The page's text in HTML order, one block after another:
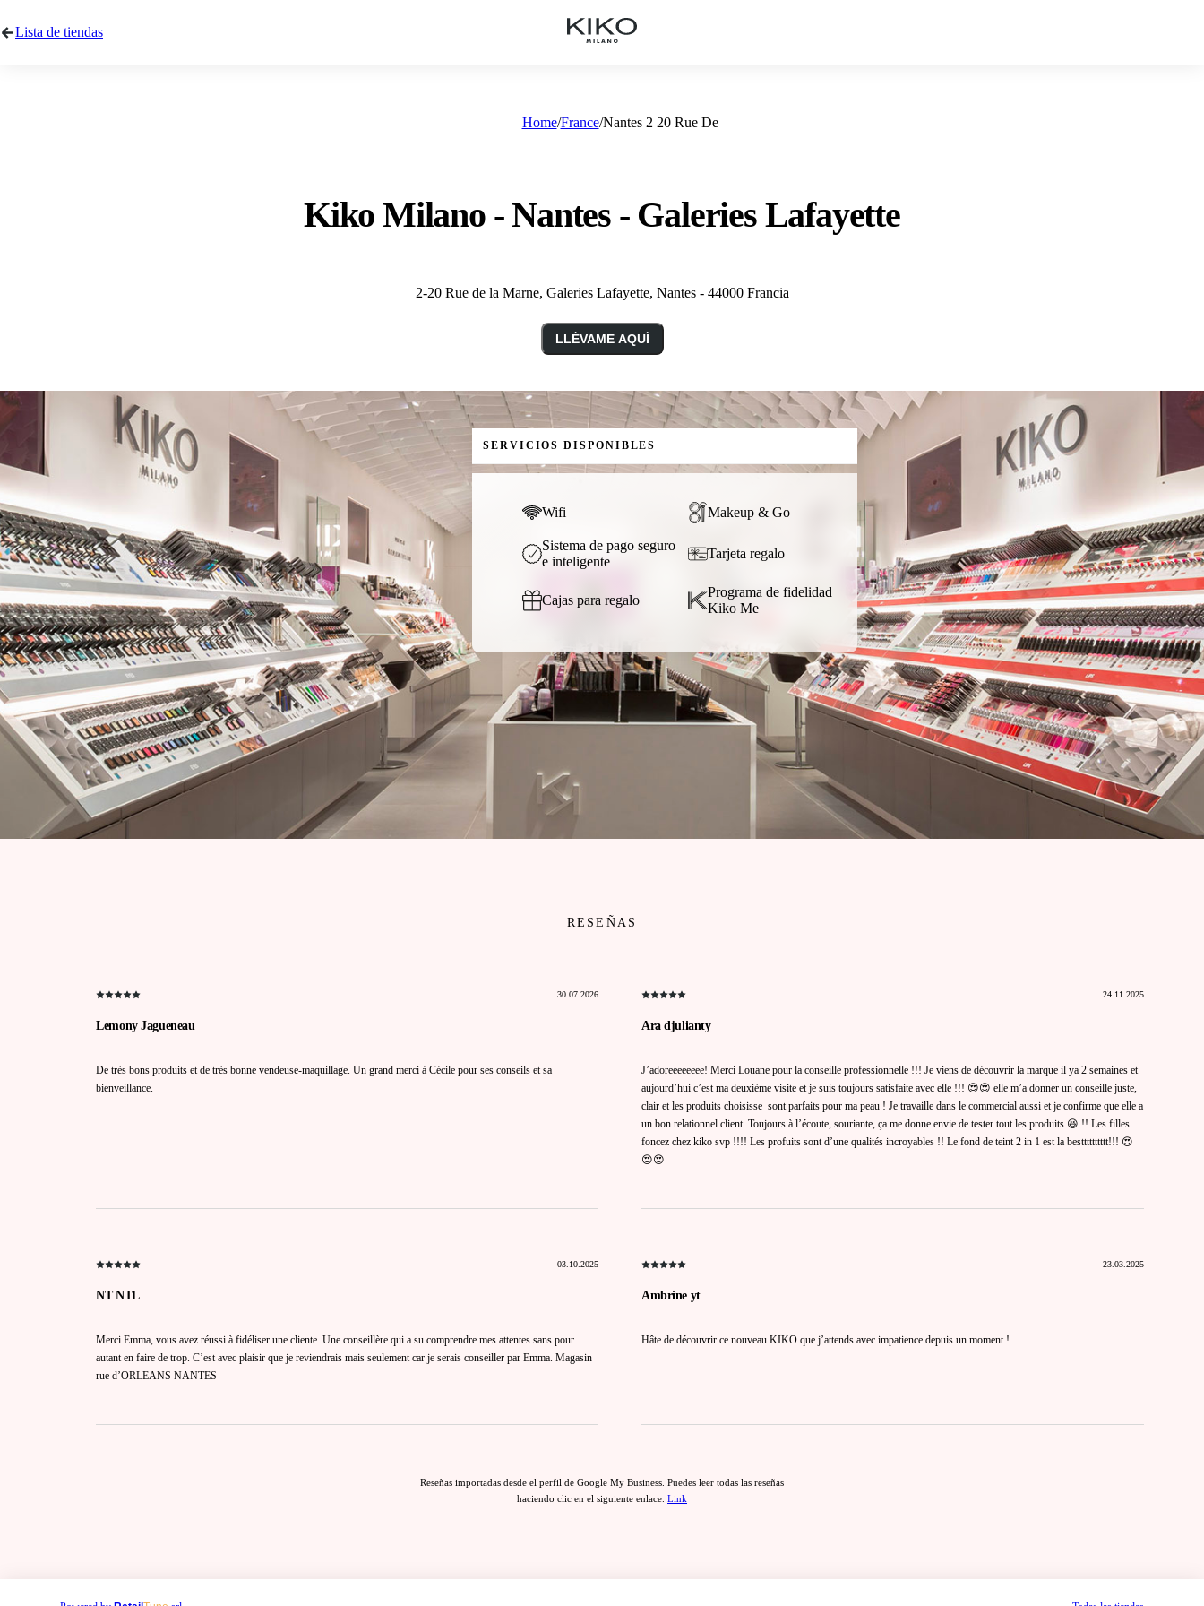
Lista de tiendas
Home France Nantes 2 20 Rue De
Kiko Milano - Nantes - Galeries Lafayette
2-20 Rue de la Marne, Galeries Lafayette, Nantes - 44000 Francia
LLÉVAME AQUÍ
SERVICIOS DISPONIBLES
Wifi Makeup & Go
Sistema de pago seguro
e inteligente
Tarjeta regalo
Cajas para regalo
Programa de fidelidad
Kiko Me
RESEÑAS
30.07.2026
Lemony Jagueneau
De très bons produits et de très bonne vendeuse-maquillage. Un grand merci à Cécile pour ses conseils et sa
bienveillance.
24.11.2025
Ara djulianty
J’adoreeeeeeee! Merci Louane pour la conseille professionnelle !!! Je viens de découvrir la marque il ya 2 semaines et
aujourd’hui c’est ma deuxième visite et je suis toujours satisfaite avec elle !!! 😍😍 elle m’a donner un conseille juste,
clair et les produits choisisse sont parfaits pour ma peau ! Je travaille dans le commercial aussi et je confirme que elle a
un bon relationnel client. Toujours à l’écoute, souriante, ça me donne envie de tester tout les produits 😆 !! Les filles
foncez chez kiko svp !!!! Les profuits sont d’une qualités incroyables !! Le fond de teint 2 in 1 est la bestttttttttt!!! 😍
😍😍
03.10.2025
NT NTL
Merci Emma, vous avez réussi à fidéliser une cliente. Une conseillère qui a su comprendre mes attentes sans pour
autant en faire de trop. C’est avec plaisir que je reviendrais mais seulement car je serais conseiller par Emma. Magasin
rue d’ORLEANS NANTES
23.03.2025
Ambrine yt
Hâte de découvrir ce nouveau KIKO que j’attends avec impatience depuis un moment !
Reseñas importadas desde el perfil de Google My Business. Puedes leer todas las reseñas
haciendo clic en el siguiente enlace. Link